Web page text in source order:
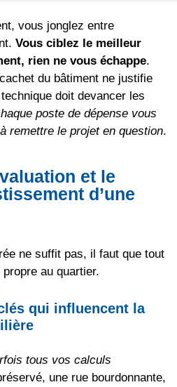
vous jonglez entre
Vous ciblez le meilleur
rien ne vous échappe.
du bâtiment ne justifie
doit devancer les
poste de dépense vous
remettre le projet en question.
et le
d’une
ne suffit pas, il faut que tout
au quartier.
qui influencent la
tous vos calculs
une rue bourdonnante,